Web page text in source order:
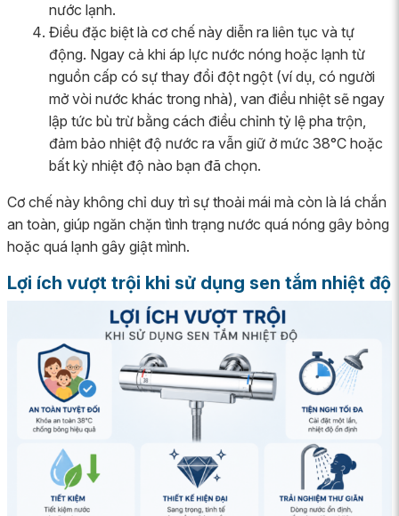
nước lạnh.
Điều đặc biệt là cơ chế này diễn ra liên tục và tự
động. Ngay cả khi áp lực nước nóng hoặc lạnh từ
nguồn cấp có sự thay đổi đột ngột (ví dụ, có người
mở vòi nước khác trong nhà), van điều nhiệt sẽ ngay
lập tức bù trừ bằng cách điều chỉnh tỷ lệ pha trộn,
đảm bảo nhiệt độ nước ra vẫn giữ ở mức 38°C hoặc
bất kỳ nhiệt độ nào bạn đã chọn.
Cơ chế này không chỉ duy trì sự thoải mái mà còn là lá chắn
an toàn, giúp ngăn chặn tình trạng nước quá nóng gây bỏng
hoặc quá lạnh gây giật mình.
Lợi ích vượt trội khi sử dụng sen tắm nhiệt độ